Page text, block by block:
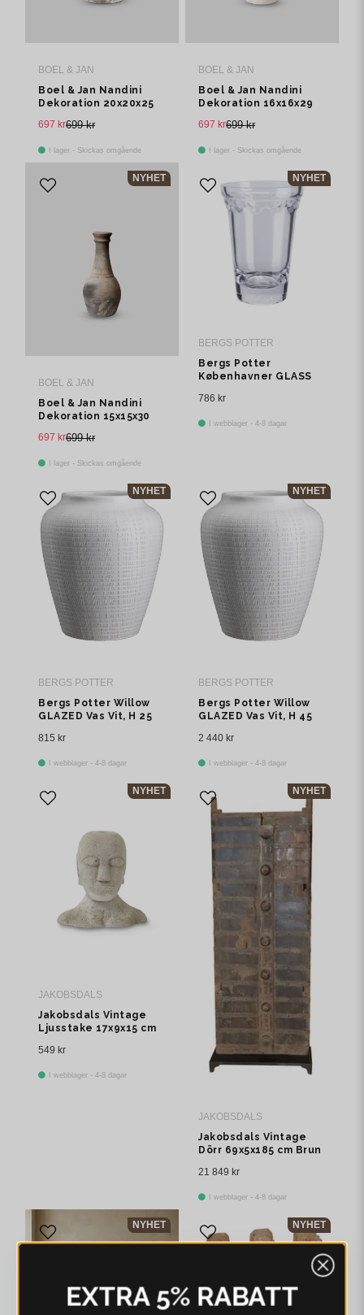
BOEL & JAN
Boel & Jan Nandini
Dekoration 20x20x25
699 kr
697 kr
I lager - Skickas omgående
BOEL & JAN
Boel & Jan Nandini
Dekoration 16x16x29
699 kr
697 kr
I lager - Skickas omgående
BOEL & JAN
Boel & Jan Nandini
Dekoration 15x15x30
699 kr
697 kr
I lager - Skickas omgående
NYHET
BERGS POTTER
Bergs Potter
Københavner GLASS
cm
786 kr
I webblager - 4-8 dagar
NYHET
BERGS POTTER
Bergs Potter Willow
GLAZED Vas Vit, H 25
815 kr
I webblager - 4-8 dagar
NYHET
BERGS POTTER
Bergs Potter Willow
GLAZED Vas Vit, H 45
2 440 kr
I webblager - 4-8 dagar
NYHET
JAKOBSDALS
Jakobsdals Vintage
Ljusstake 17x9x15 cm
549 kr
I webblager - 4-8 dagar
NYHET
JAKOBSDALS
Jakobsdals Vintage
Dörr 69x5x185 cm Brun
21 849 kr
I webblager - 4-8 dagar
NYHET
NYHET NYHET
EXTRA 5% RABATT